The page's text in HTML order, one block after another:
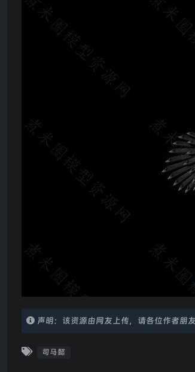
声明：该资源由网友上传，请各位作者朋
司马懿